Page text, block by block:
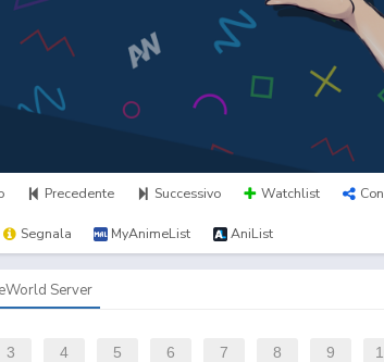
Precedente Successivo Watchlist
Segnala MyAnimeList AniList
Server
3 4 5 6 7 8 9